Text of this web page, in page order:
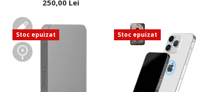
250,00 Lei
Stoc epuizat Stoc epuizat